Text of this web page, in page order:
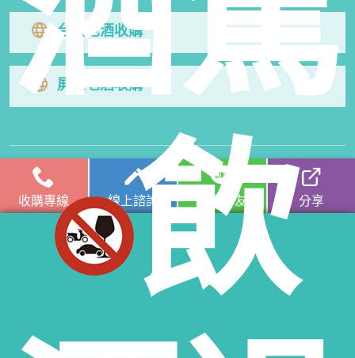
台東老酒收購
屏東老酒收購
高麗人蔘/中藥材收購 |金門高粱酒收購 龍銀古幣收購
寶/名錶/翡翠收購 |名家字畫收購 | 雞血石/壽山石收購
收購流程 │收購品項 │ 收購知識庫│ 線上客服│
老酒仙老酒收購
中心│
老酒仙洋酒收購中心
雲林收購專線：
0974306620易店長｜門市電話：
收購專線 線上諮詢 加入好友 分享
飲